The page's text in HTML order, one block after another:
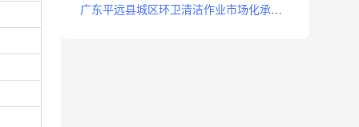
安保服务项目招标公告
广东平远县城区环卫清洁作业市场化承包